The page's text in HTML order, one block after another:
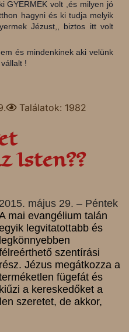
GYERMEK volt ,és milyen jó
hagyni és ki tudja melyik
Jézust,, biztos itt volt
és mindenkinek aki velünk
!
Találatok: 1982
Isten??
2015. május 29. – Péntek
mai evangélium talán
legvitatottabb és
legkönnyebben
szentírási
rész. Jézus megátkozza a
fügefát és
kiűzi a kereskedőket a
szeretet, de akkor,